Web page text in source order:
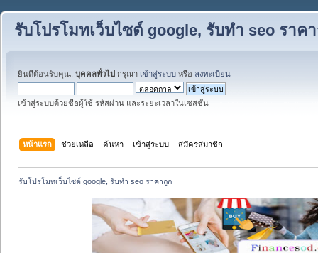
รับโปรโมทเว็บไซต์ google, รับทำ seo ราค
ยินดีต้อนรับคุณ, บุคคลทั่วไป กรุณา เข้าสู่ระบบ หรือ ลงทะเบียน
เข้าสู่ระบบด้วยชื่อผู้ใช้ รหัสผ่าน และระยะเวลาในเซสชั่น
หน้าแรก ช่วยเหลือ ค้นหา เข้าสู่ระบบ สมัครสมาชิก
รับโปรโมทเว็บไซต์ google, รับทำ seo ราคาถูก